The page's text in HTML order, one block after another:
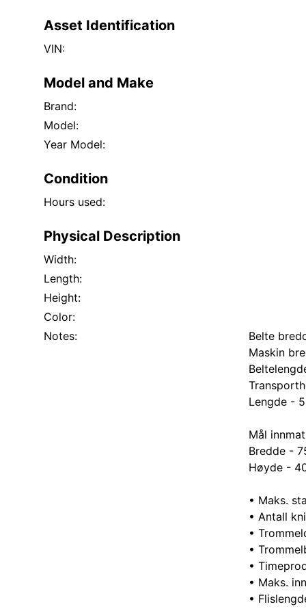
Asset Identification
VIN:
Model and Make
Brand:
Model:
Year Model:
Condition
Hours used:
Physical Description
Width:
Length:
Height:
Color:
Notes:
Belte
Maskin
Lengde -
Mål
Bredde -
Høyde -
• Maks.
• Antall
•
•
•
• Maks.
•